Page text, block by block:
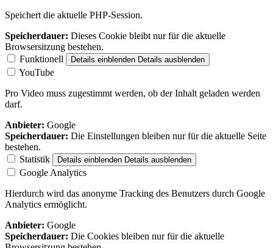
Speichert die aktuelle PHP-Session.
Speicherdauer: Dieses Cookie bleibt nur für die aktuelle
Browsersitzung bestehen.
Funktionell
Details einblenden Details ausblenden
YouTube
Pro Video muss zugestimmt werden, ob der Inhalt geladen werden
darf.
Anbieter: Google
Speicherdauer: Die Einstellungen bleiben nur für die aktuelle Seite
bestehen.
Statistik
Details einblenden Details ausblenden
Google Analytics
Hierdurch wird das anonyme Tracking des Benutzers durch Google
Analytics ermöglicht.
Anbieter: Google
Speicherdauer: Die Cookies bleiben nur für die aktuelle